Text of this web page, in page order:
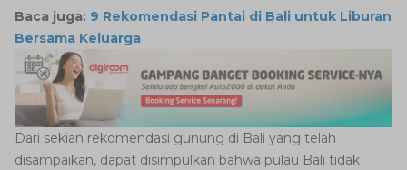
Baca juga: 9 Rekomendasi Pantai di Bali untuk Liburan
Bersama Keluarga
Dari sekian rekomendasi gunung di Bali yang telah
disampaikan, dapat disimpulkan bahwa pulau Bali tidak